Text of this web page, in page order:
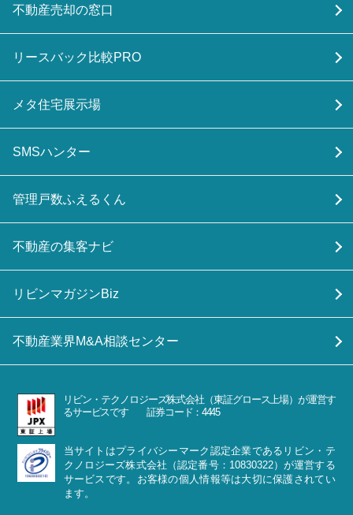
不動産売却の窓口
リースバック比較PRO
メタ住宅展示場
SMSハンター
管理戸数ふえるくん
不動産の集客ナビ
リビンマガジンBiz
不動産業界M&A相談センター
リビン・テクノロジーズ株式会社（東証グロース上場）が運営す
るサービスです 証券コード：4445
当サイトはプライバシーマーク認定企業であるリビン・テ
クノロジーズ株式会社（認定番号：10830322）が運営する
サービスです。お客様の個人情報等は大切に保護されてい
ます。